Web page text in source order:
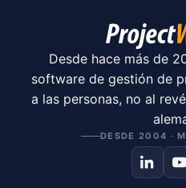
Desde hace más de
software de gestión de
a las personas, no al
DESDE 2004 ·